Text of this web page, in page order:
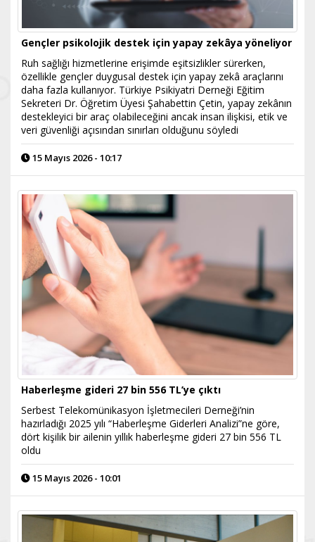
Gençler psikolojik destek için yapay zekâya yöneliyor
Ruh sağlığı hizmetlerine erişimde eşitsizlikler sürerken,
özellikle gençler duygusal destek için yapay zekâ araçlarını
daha fazla kullanıyor. Türkiye Psikiyatri Derneği Eğitim
Sekreteri Dr. Öğretim Üyesi Şahabettin Çetin, yapay zekânın
destekleyici bir araç olabileceğini ancak insan ilişkisi, etik ve
veri güvenliği açısından sınırları olduğunu söyledi
15 Mayıs 2026 - 10:17
Haberleşme gideri 27 bin 556 TL’ye çıktı
Serbest Telekomünikasyon İşletmecileri Derneği’nin
hazırladığı 2025 yılı “Haberleşme Giderleri Analizi”ne göre,
dört kişilik bir ailenin yıllık haberleşme gideri 27 bin 556 TL
oldu
15 Mayıs 2026 - 10:01